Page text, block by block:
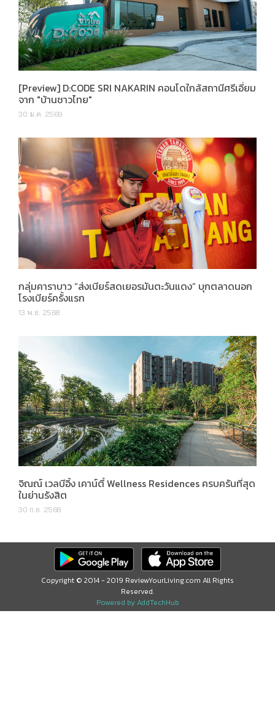
[Preview] D:CODE SRI NAKARIN คอนโดใกล้สถานีศรีเอี่ยม
จาก "บ้านชาวไทย"
30 ม.ค. 2569
กลุ่มคาราบาว “ส่งเบียร์สดเยอรมันตะวันแดง” บุกตลาดนอก
โรงเบียร์ครั้งแรก
13 พ.ย. 2568
จิณณ์ เวลบีอิ้ง เคาน์ตี้ Wellness Residences ครบครันที่สุด
ในย่านรังสิต
30 ก.ย. 2568
Copyright © 2014 - 2019 ReviewYourLiving.com All Rights
Reserved.
Powered by AddTechHub